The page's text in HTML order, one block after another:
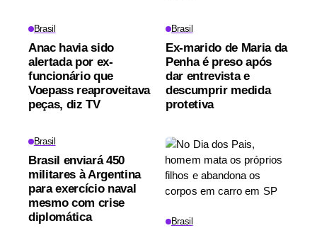
Brasil
Anac havia sido
alertada por ex-
funcionário que
Voepass reaproveitava
peças, diz TV
Brasil
Ex-marido de Maria da
Penha é preso após
dar entrevista e
descumprir medida
protetiva
Brasil
Brasil enviará 450
militares à Argentina
para exercício naval
mesmo com crise
diplomática
Brasil